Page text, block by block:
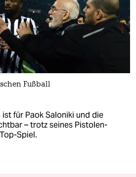
Fußball
für Paok Saloniki und die
– trotz seines Pistolen-
Spiel.